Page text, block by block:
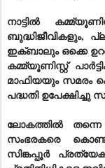
നാട്ടിൽ
ബുദ്ധിജീവികളും,
ഇക്ബാലും ഒക്കെ
കമ്മ്യൂണിസ്റ്റ്
മാഫിയയും
പദ്ധതി ഉപേക്ഷിച്ചു
ലോകത്തിൽ
സംഭരകരെ
സിങ്കപ്പൂർ